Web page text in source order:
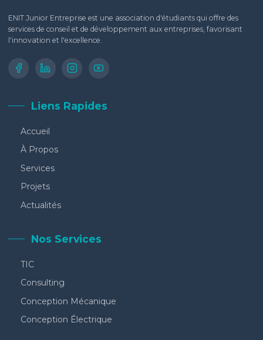
ENIT Junior Entreprise est une association d'étudiants qui offre des
services de conseil et de développement aux entreprises, favorisant
l'innovation et l'excellence.
Liens Rapides
Accueil
À Propos
Services
Projets
Actualités
Nos Services
TIC
Consulting
Conception Mécanique
Conception Électrique